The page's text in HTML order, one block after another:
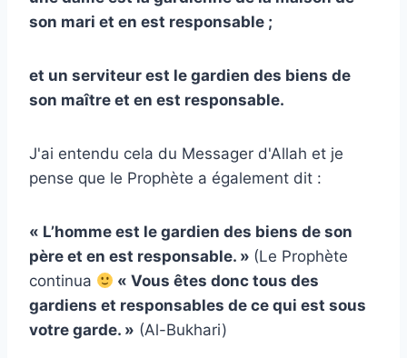
son mari et en est responsable ;
et un serviteur est le gardien des biens de
son maître et en est responsable.
J'ai entendu cela du Messager d'Allah et je
pense que le Prophète a également dit :
« L’homme est le gardien des biens de son
père et en est responsable. » (Le Prophète
continua
« Vous êtes donc tous des
gardiens et responsables de ce qui est sous
votre garde. » (Al-Bukhari)